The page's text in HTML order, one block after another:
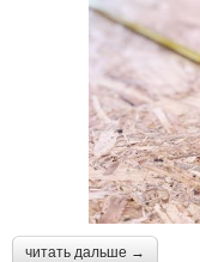
читать дальше →